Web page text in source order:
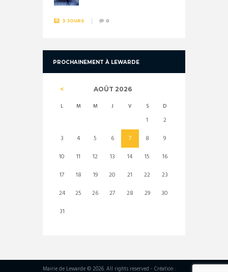
3 JOURS 0
PROCHAINEMENT À LEWARDE
AOÛT 2026
L M M J V S D
1
2
3
4 5 6 7 8
9
10
11 12 13 14 15
16
17
18 19 20 21 22
23
24
25 26 27 28 29
30
31
Mairie de Lewarde © 2026. All rights reserved - Création :